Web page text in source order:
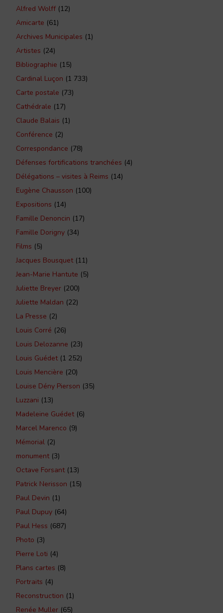
Alfred Wolff (12)
Amicarte (61)
Archives Municipales (1)
Artistes (24)
Bibliographie (15)
Cardinal Luçon (1 733)
Carte postale (73)
Cathédrale (17)
Claude Balais (1)
Conférence (2)
Correspondance (78)
Défenses fortifications tranchées (4)
Délégations – visites à Reims (14)
Eugène Chausson (100)
Expositions (14)
Famille Denoncin (17)
Famille Dorigny (34)
Films (5)
Jacques Bousquet(11)
Jean-Marie Hantute (5)
Juliette Breyer (200)
Juliette Maldan (22)
La Presse (2)
Louis Corré (26)
Louis Delozanne (23)
Louis Guédet(1 252)
Louis Mencière (20)
Louise Dény Pierson (35)
Luzzani (13)
Madeleine Guédet(6)
Marcel Marenco (9)
Mémorial (2)
monument(3)
Octave Forsant(13)
Patrick Nerisson (15)
Paul Devin (1)
Paul Dupuy (64)
Paul Hess (687)
Photo (3)
Pierre Loti (4)
Plans cartes (8)
Portraits (4)
Reconstruction (1)
Renée Muller (65)